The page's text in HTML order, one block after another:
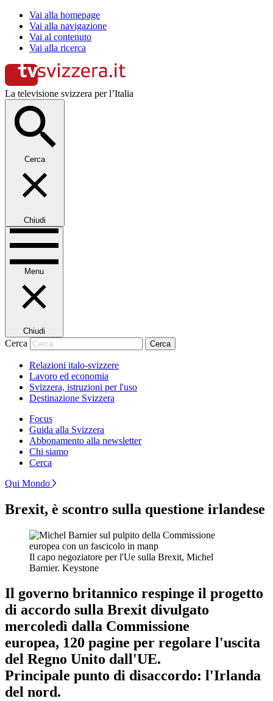
Vai alla homepage
Vai alla navigazione
Vai al contenuto
Vai alla ricerca
La televisione svizzera per l’Italia
Cerca
Chiudi
Menu
Chiudi
Cerca Cerca
Relazioni italo-svizzere
Lavoro ed economia
Svizzera, istruzioni per l'uso
Destinazione Svizzera
Focus
Guida alla Svizzera
Abbonamento alla newsletter
Chi siamo
Cerca
Qui Mondo
Brexit, è scontro sulla questione irlandese
Il capo negoziatore per l'Ue sulla Brexit, Michel
Barnier. Keystone
Il governo britannico respinge il progetto
di accordo sulla Brexit divulgato
mercoledì dalla Commissione
europea, 120 pagine per regolare l'uscita
del Regno Unito dall'UE.
Principale punto di disaccordo: l'Irlanda
del nord.